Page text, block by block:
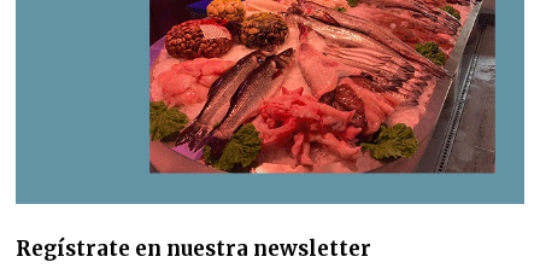
Regístrate en nuestra newsletter